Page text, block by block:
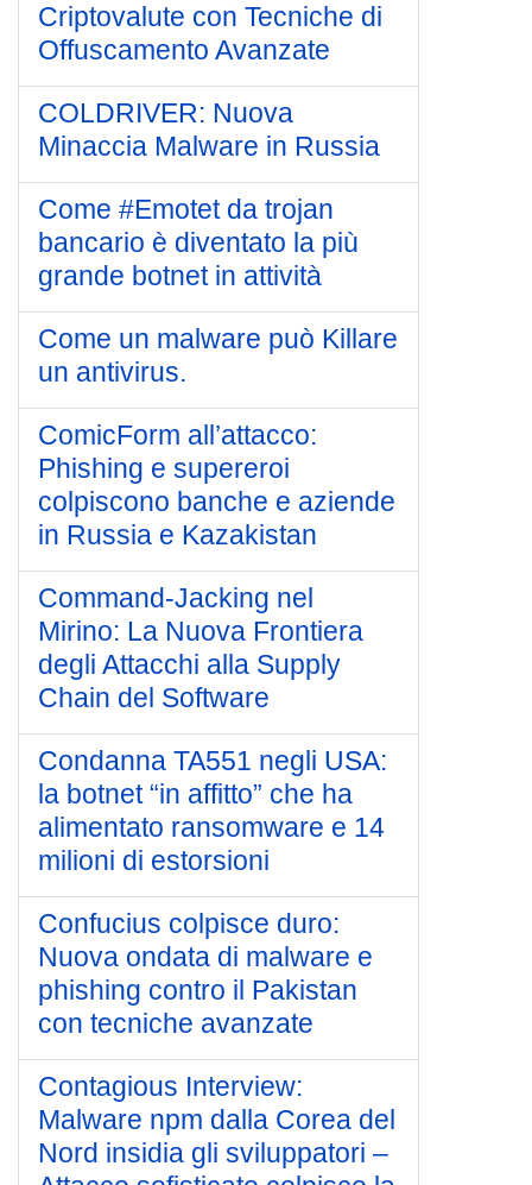
Criptovalute con Tecniche di
Offuscamento Avanzate
COLDRIVER: Nuova
Minaccia Malware in Russia
Come #Emotet da trojan
bancario è diventato la più
grande botnet in attività
Come un malware può Killare
un antivirus.
ComicForm all’attacco:
Phishing e supereroi
colpiscono banche e aziende
in Russia e Kazakistan
Command-Jacking nel
Mirino: La Nuova Frontiera
degli Attacchi alla Supply
Chain del Software
Condanna TA551 negli USA:
la botnet “in affitto” che ha
alimentato ransomware e 14
milioni di estorsioni
Confucius colpisce duro:
Nuova ondata di malware e
phishing contro il Pakistan
con tecniche avanzate
Contagious Interview:
Malware npm dalla Corea del
Nord insidia gli sviluppatori –